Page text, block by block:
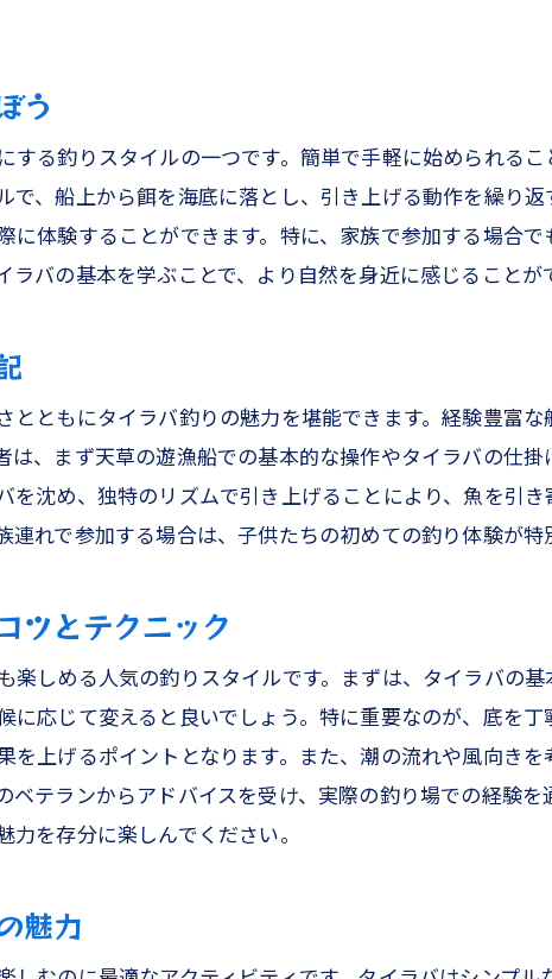
自然とふれあう旅の楽しさ
う
する釣りスタイルの一つです。簡単で手軽に始められる
で、船上から餌を海底に落とし、引き上げる動作を繰り
に体験することができます。特に、家族で参加する場合
バの基本を学ぶことで、より自然を身近に感じることが
とともにタイラバ釣りの魅力を堪能できます。経験豊富
、まず天草の遊漁船での基本的な操作やタイラバの仕掛
を沈め、独特のリズムで引き上げることにより、魚を引
れで参加する場合は、子供たちの初めての釣り体験が特
ツとテクニック
楽しめる人気の釣りスタイルです。まずは、タイラバの
に応じて変えると良いでしょう。特に重要なのが、底を
を上げるポイントとなります。また、潮の流れや風向き
ベテランからアドバイスを受け、実際の釣り場での経験
を存分に楽しんでください。
魅力